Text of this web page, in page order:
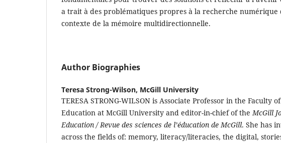
a trait à des problématiques propres à la recherche numérique
contexte de la mémoire multidirectionnelle.
Author Biographies
Teresa Strong-Wilson, McGill University
TERESA STRONG-WILSON is Associate Professor in the Faculty of
Education at McGill University and editor-in-chief of theMcGill
Education / Revue des sciences de l’éducation de McGill. She has
across the fields of: memory, literacy/literacies, the digital,